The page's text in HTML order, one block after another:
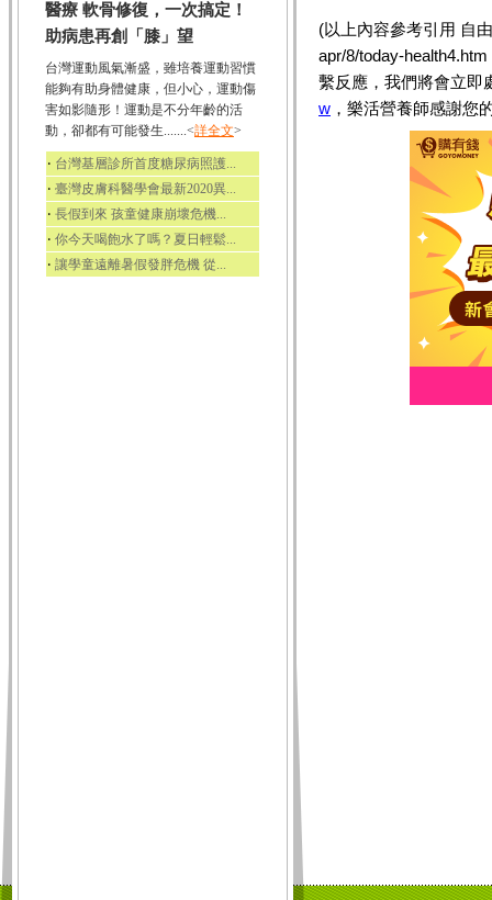
醫療 軟骨修復，一次搞定！
助病患再創「膝」望
台灣運動風氣漸盛，雖培養運動習慣
能夠有助身體健康，但小心，運動傷
害如影隨形！運動是不分年齡的活
動，卻都有可能發生.......<詳全文>
‧ 台灣基層診所首度糖尿病照護...
‧ 臺灣皮膚科醫學會最新2020異...
‧ 長假到來 孩童健康崩壞危機...
‧ 你今天喝飽水了嗎？夏日輕鬆...
‧ 讓學童遠離暑假發胖危機 從...
(以上內容參考引用 自
apr/8/today-
繫反應，我們將會立
w ，樂活營養師感謝您